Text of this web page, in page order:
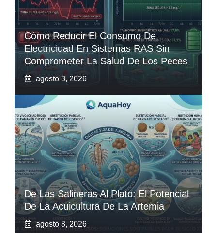
Cómo Reducir El Consumo De
Electricidad En Sistemas RAS Sin
Comprometer La Salud De Los Peces
agosto 3, 2026
De Las Salineras Al Plato: El Potencial
De La Acuicultura De La Artemia
agosto 3, 2026